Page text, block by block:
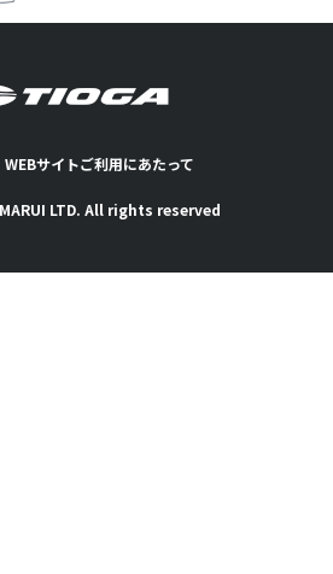
WEBサイトご利用にあたって
LTD. All rights reserved